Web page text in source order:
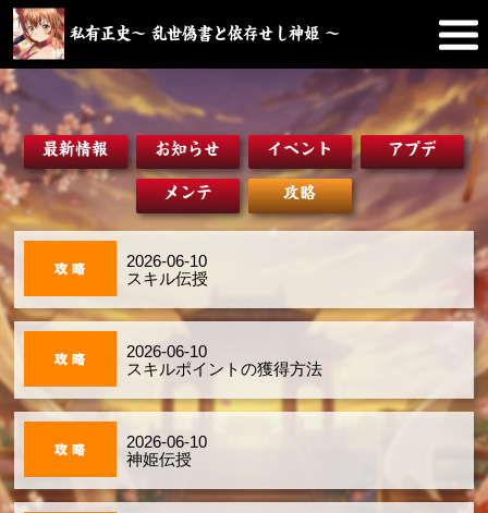
私有正史～ 乱世偽書と依存せし神姫 ～
最新情報 お知らせ イベント アプデ
メンテ 攻略
2026-06-10
スキル伝授
2026-06-10
スキルポイントの獲得方法
2026-06-10
神姫伝授